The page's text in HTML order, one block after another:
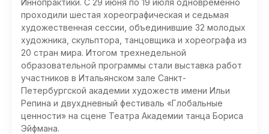
Иннопрактики. С 29 июня по 19 июля одновременно
проходили шестая хореографическая и седьмая
художественная сессии, объединившие 32 молодых
художника, скульптора, танцовщика и хореографа из
20 стран мира. Итогом трехнедельной
образовательной программы стали выставка работ
участников в Итальянском зале Санкт-
Петербургской академии художеств имени Ильи
Репина и двухдневный фестиваль «Глобальные
ценности» на сцене Театра Академии танца Бориса
Эйфмана.